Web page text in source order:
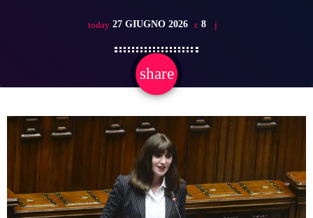
today 27 GIUGNO 2026 8
share
email